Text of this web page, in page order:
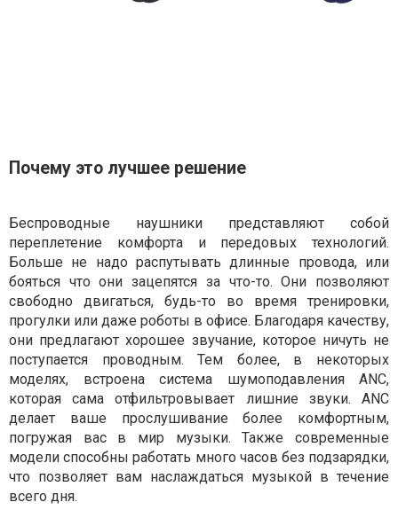
Почему это лучшее решение
Беспроводные наушники представляют собой
переплетение комфорта и передовых технологий.
Больше не надо распутывать длинные провода, или
бояться что они зацепятся за что-то. Они позволяют
свободно двигаться, будь-то во время тренировки,
прогулки или даже роботы в офисе. Благодаря качеству,
они предлагают хорошее звучание, которое ничуть не
поступается проводным. Тем более, в некоторых
моделях, встроена система шумоподавления ANC,
которая сама отфильтровывает лишние звуки. ANC
делает ваше прослушивание более комфортным,
погружая вас в мир музыки. Также современные
модели способны работать много часов без подзарядки,
что позволяет вам наслаждаться музыкой в течение
всего дня.